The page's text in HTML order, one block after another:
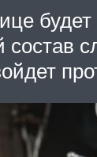
будет
состав